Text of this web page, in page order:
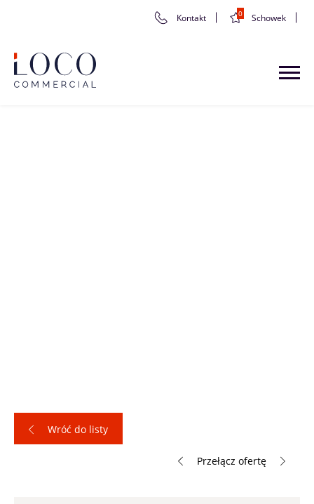
Kontakt 0 Schowek
Wróć do listy
Przełącz ofertę